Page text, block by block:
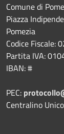
Comune di
Piazza
Pomezia
Codice Fiscale:
Partita IVA:
IBAN: #
PEC:
Centralino